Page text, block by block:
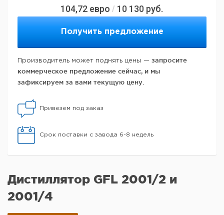
104,72 евро / 10 130 руб.
Получить предложение
Производитель может поднять цены — запросите
коммерческое предложение сейчас, и мы
зафиксируем за вами текущую цену.
Привезем под заказ
Срок поставки с завода 6-8 недель
Дистиллятор GFL 2001/2 и
2001/4